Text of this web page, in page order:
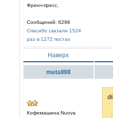
Френч-пресс,
Сообщений: 6296
Спасибо сказали 1524
раз в 1272 постах
Наверх
metall98
Кофемашина:Nuova